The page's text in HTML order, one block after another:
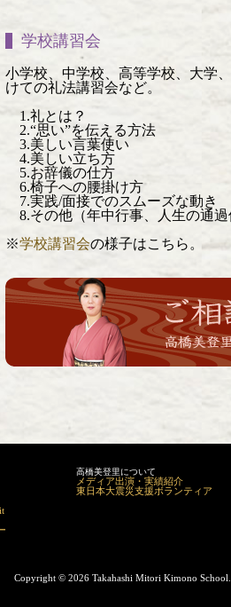
学校講習会
小学校、中学校、高等学校、大学
けての礼法講習会など。
1.礼とは？
2.“思い”を伝える方法
3.美しい言葉使い
4.美しい立ち方
5.お辞儀の仕方
6.椅子への腰掛け方
7.実践/面接でのスムーズな動き
8.その他（年中行事、人生の通過
※学校講習会の様子はこちら。
高橋美登里について
メディア出演・実績紹介
東日本大震災支援ボランティア
Copyright © 2026 Takahashi Mitori Kimono School.